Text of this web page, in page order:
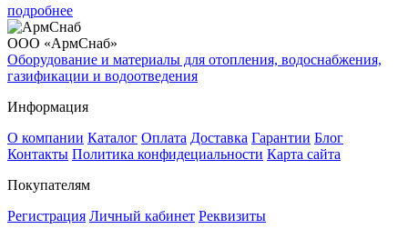
подробнее
ООО «АрмСнаб»
Оборудование и материалы для отопления, водоснабжения,
газификации и водоотведения
Информация
О компании Каталог Оплата Доставка Гарантии Блог
Контакты Политика конфидециальности Карта сайта
Покупателям
Регистрация Личный кабинет Реквизиты